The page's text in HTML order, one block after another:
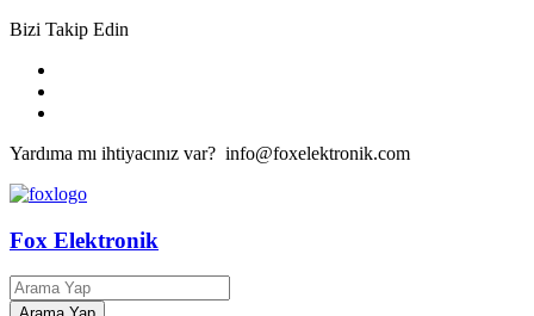
Bizi Takip Edin
Yardıma mı ihtiyacınız var? info@foxelektronik.com
Fox Elektronik